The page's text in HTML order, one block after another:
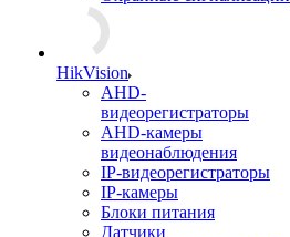
HikVision
AHD-
видеорегистраторы
AHD-камеры
видеонаблюдения
IP-видеорегистраторы
IP-камеры
Блоки питания
Датчики